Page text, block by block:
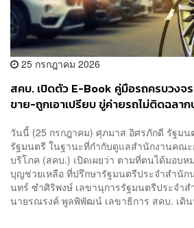
25 กรกฎาคม 2026
สคบ. เปิดตัว E-Book คู่มือรถครบวงจ
ขาย-ถูกเอาเปรียบ ขู่ค่ายรถไม่ติดฉลา
วันนี้ (25 กรกฎาคม) ศุภมาส อิศรภักดี รัฐม
รัฐมนตรี ในฐานะที่กำกับดูแลสำนักงานคณะ
บริโภค (สคบ.) เปิดเผยว่า ตามที่ตนได้มอบห
บุญช่วยเหลือ ที่ปรึกษารัฐมนตรีประจำสำนัก
นทร์ ซำศิริพงษ์ เลขานุการรัฐมนตรีประจำ
นายรณรงค์ พูลพิพัฒน์ เลขาธิการ สคบ. เดิน